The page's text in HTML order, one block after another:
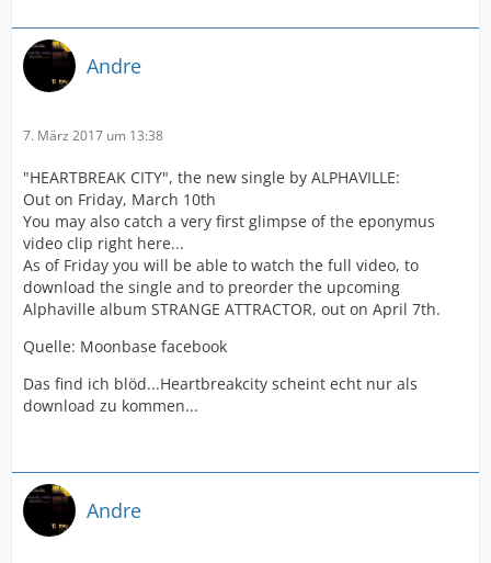
Andre
7. März 2017 um 13:38
"HEARTBREAK CITY", the new single by ALPHAVILLE:
Out on Friday, March 10th
You may also catch a very first glimpse of the eponymus
video clip right here...
As of Friday you will be able to watch the full video, to
download the single and to preorder the upcoming
Alphaville album STRANGE ATTRACTOR, out on April 7th.
Quelle: Moonbase facebook
Das find ich blöd...Heartbreakcity scheint echt nur als
download zu kommen...
Andre